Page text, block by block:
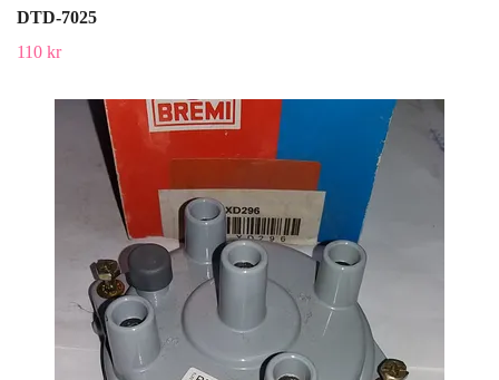
DTD-7025
110 kr